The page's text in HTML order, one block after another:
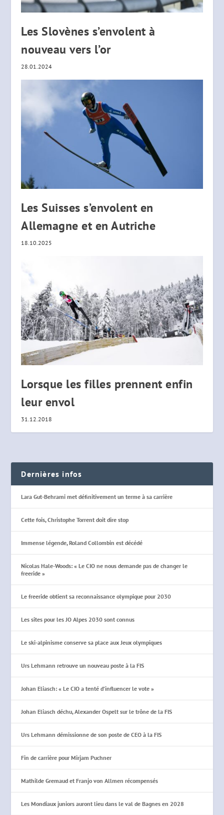
Les Slovènes s’envolent à
nouveau vers l’or
28.01.2024
Les Suisses s’envolent en
Allemagne et en Autriche
18.10.2025
Lorsque les filles prennent enfin
leur envol
31.12.2018
Dernières infos
Lara Gut-Behrami met définitivement un terme à sa carrière
Cette fois, Christophe Torrent doit dire stop
Immense légende, Roland Collombin est décédé
Nicolas Hale-Woods: « Le CIO ne nous demande pas de changer le
freeride »
Le freeride obtient sa reconnaissance olympique pour 2030
Les sites pour les JO Alpes 2030 sont connus
Le ski-alpinisme conserve sa place aux Jeux olympiques
Urs Lehmann retrouve un nouveau poste à la FIS
Johan Eliasch: « Le CIO a tenté d’influencer le vote »
Johan Eliasch déchu, Alexander Ospelt sur le trône de la FIS
Urs Lehmann démissionne de son poste de CEO à la FIS
Fin de carrière pour Mirjam Puchner
Mathilde Gremaud et Franjo von Allmen récompensés
Les Mondiaux juniors auront lieu dans le val de Bagnes en 2028